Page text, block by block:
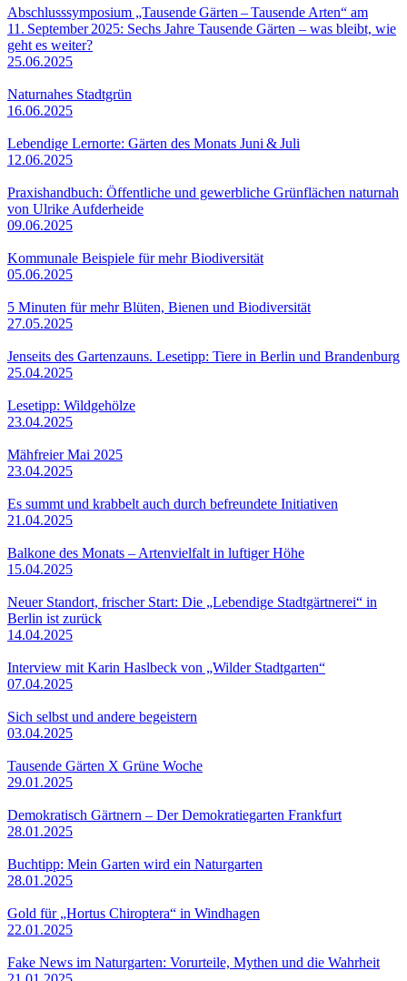
Abschlusssymposium „Tausende Gärten – Tausende Arten“ am
11. September 2025: Sechs Jahre Tausende Gärten – was bleibt, wie
geht es weiter?
25.06.2025
Naturnahes Stadtgrün
16.06.2025
Lebendige Lernorte: Gärten des Monats Juni & Juli
12.06.2025
Praxishandbuch: Öffentliche und gewerbliche Grünflächen naturnah
von Ulrike Aufderheide
09.06.2025
Kommunale Beispiele für mehr Biodiversität
05.06.2025
5 Minuten für mehr Blüten, Bienen und Biodiversität
27.05.2025
Jenseits des Gartenzauns. Lesetipp: Tiere in Berlin und Brandenburg
25.04.2025
Lesetipp: Wildgehölze
23.04.2025
Mähfreier Mai 2025
23.04.2025
Es summt und krabbelt auch durch befreundete Initiativen
21.04.2025
Balkone des Monats – Artenvielfalt in luftiger Höhe
15.04.2025
Neuer Standort, frischer Start: Die „Lebendige Stadtgärtnerei“ in
Berlin ist zurück
14.04.2025
Interview mit Karin Haslbeck von „Wilder Stadtgarten“
07.04.2025
Sich selbst und andere begeistern
03.04.2025
Tausende Gärten X Grüne Woche
29.01.2025
Demokratisch Gärtnern – Der Demokratiegarten Frankfurt
28.01.2025
Buchtipp: Mein Garten wird ein Naturgarten
28.01.2025
Gold für „Hortus Chiroptera“ in Windhagen
22.01.2025
Fake News im Naturgarten: Vorurteile, Mythen und die Wahrheit